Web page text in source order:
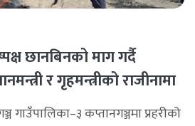
छानबिनको माग गर्दै
र गृहमन्त्रीको राजीनामा
गाउँपालिका–३ कप्तानगञ्जमा प्रहरीको